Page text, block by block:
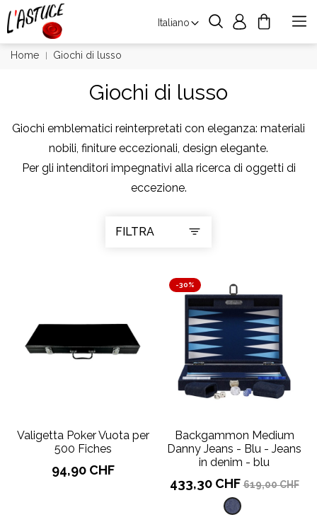
Italiano
Home Giochi di lusso
Giochi di lusso
Giochi emblematici reinterpretati con eleganza: materiali
nobili, finiture eccezionali, design elegante.
Per gli intenditori impegnativi alla ricerca di oggetti di
eccezione.
FILTRA
Valigetta Poker Vuota per
500 Fiches
Prezzo
94,90 CHF
-30%
Backgammon Medium
Danny Jeans - Blu - Jeans
in denim - blu
Prezzo
433,30 CHFPrezzo
619,00 CHF
Jeans